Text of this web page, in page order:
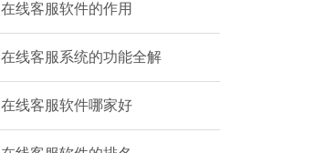
在线客服软件的作用
在线客服系统的功能全解
在线客服软件哪家好